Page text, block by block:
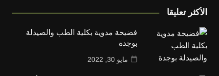
الأكثر تعليقا
فضيحة مدوية بكلية الطب والصيدلة
بوجدة
مايو 30, 2022